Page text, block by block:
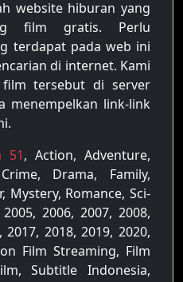
website hiburan yang
film gratis. Perlu
terdapat pada web ini
di internet. Kami
tersebut di server
menempelkan link-link
51, Action, Adventure,
Drama, Family,
Mystery, Romance, Sci-
2006, 2007, 2008,
2018, 2019, 2020,
Film Streaming, Film
Subtitle Indonesia,